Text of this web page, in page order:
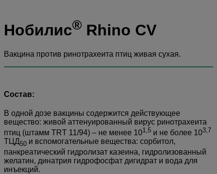
Нобилис® Rhino CV
Вакцина против ринотрахеита птиц живая сухая.
Состав:
В одной дозе вакцины содержится действующее
вещество: живой аттенуированный вирус ринотрахеита
птиц (штамм TRT 11/94) – не менее 101,5 и не более 103,7
ТЦД50 и вспомогательные вещества: сорбитол,
панкреатический гидролизат казеина, гидролизованный
желатин, динатрия гидрофосфат дигидрат и вода для
инъекций.